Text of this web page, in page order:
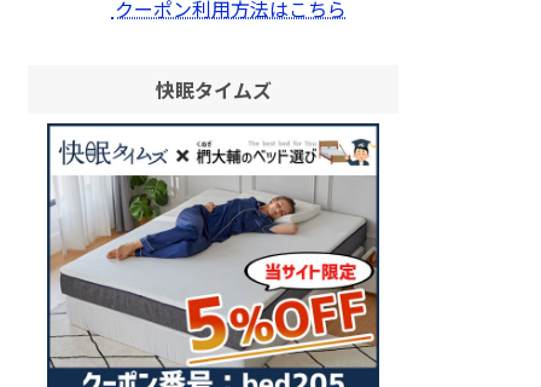
クーポン利用方法はこちら
快眠タイムズ